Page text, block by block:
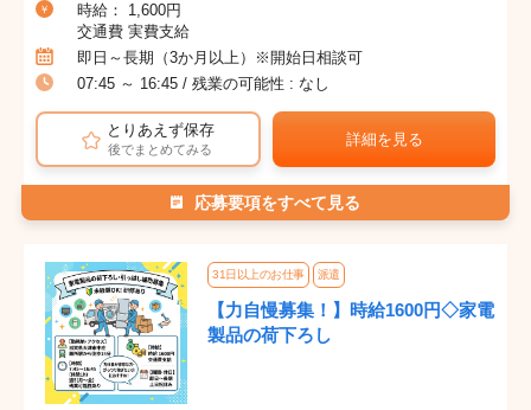
時給： 1,600円
交通費 実費支給
即日～長期（3か月以上）※開始日相談可
07:45 ～ 16:45 / 残業の可能性 : なし
とりあえず保存
後でまとめてみる
詳細を見る
応募要項をすべて見る
31日以上のお仕事 派遣
【力自慢募集！】時給1600円◇家電
製品の荷下ろし